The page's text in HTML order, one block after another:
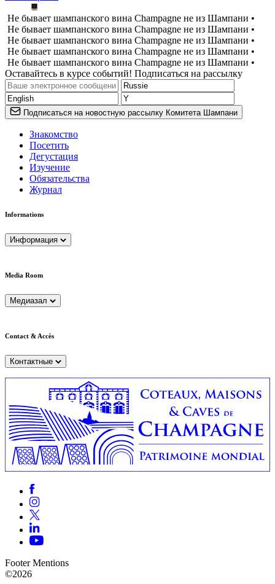
Не бывает шампанского вина Champagne не из Шампани •
Не бывает шампанского вина Champagne не из Шампани •
Не бывает шампанского вина Champagne не из Шампани •
Не бывает шампанского вина Champagne не из Шампани •
Не бывает шампанского вина Champagne не из Шампани •
Оставайтесь в курсе событий! Подписаться на рассылку
Подписаться на новостную рассылку Комитета Шампани
Знакомство
Посетить
Дегустация
Изучение
Обязательства
Журнал
Informations
Информация
Media Room
Медиазал
Contact & Accès
Контактные
Footer Mentions
©2026